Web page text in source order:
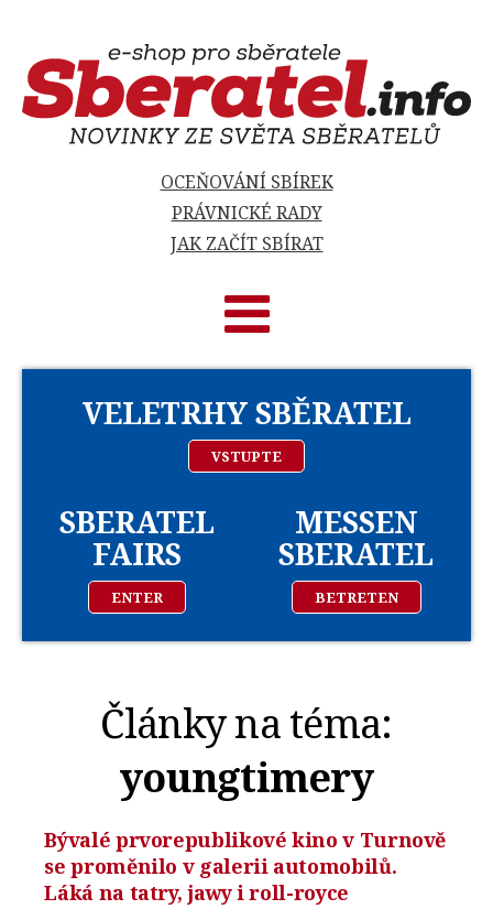
OCEŇOVÁNÍ SBÍREK
PRÁVNICKÉ RADY
JAK ZAČÍT SBÍRAT
VELETRHY SBĚRATEL
VSTUPTE
SBERATEL
FAIRS
ENTER
MESSEN
SBERATEL
BETRETEN
Články na téma:
youngtimery
Bývalé prvorepublikové kino v Turnově
se proměnilo v galerii automobilů.
Láká na tatry, jawy i roll-royce